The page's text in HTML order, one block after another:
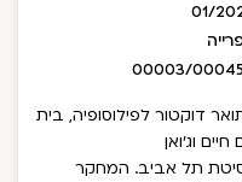
01/
00003/
דוקטור לפילוסופיה, בית
וג'ואן
תל אביב. המחקר